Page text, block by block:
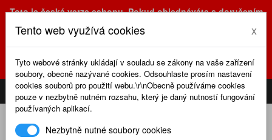
Toto je česká verze eshopu. Pokud objednáváte s doručením
(sk.eshop.rcrevue.cz - kliknutím na slovenskou vlajku)
POZOR ZMĚNA : výdejní místo a kancelář jsou nyní na adrese
Olšanská 3, Praha 3, tel. (+420) 222 723 388, 774 777 794.
CS
SK PŘIHLÁSIT KOŠÍK
Tento web využívá cookies x
Tyto webové stránky ukládají v souladu se zákony na vaše zařízení
soubory, obecně nazývané cookies. Odsouhlaste prosím nastavení
cookies souborů pro použití webu.\r\nObecně používáme cookies
pouze v nezbytně nutném rozsahu, který je daný nutností fungování
používaných aplikací.
Nezbytně nutné soubory cookies